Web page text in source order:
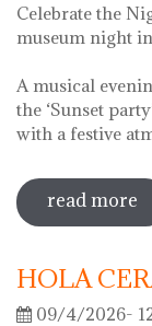
Celebrate the
museum night
A musical
the ‘Sunset
with a festive
read more
HOLA
09/4/2026-